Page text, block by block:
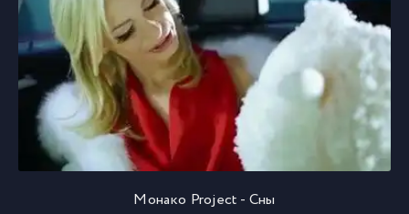
Монако Project - Сны